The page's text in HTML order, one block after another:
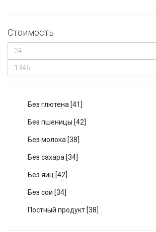
Стоимость
Без глютена [41]
Без пшеницы [42]
Без молока [38]
Без сахара [34]
Без яиц [42]
Без сои [34]
Постный продукт [38]